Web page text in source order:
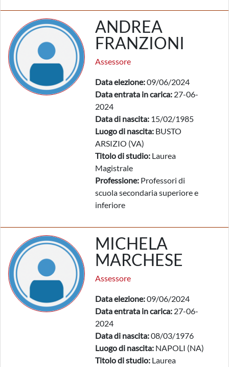
ANDREA
FRANZIONI
Assessore
Data elezione:09/06/2024
Data entrata in carica: 27-06-
2024
Data di nascita: 15/02/1985
Luogo di nascita: BUSTO
ARSIZIO (VA)
Titolo di studio: Laurea
Magistrale
Professione: Professori di
scuola secondaria superiore e
inferiore
MICHELA
MARCHESE
Assessore
Data elezione:09/06/2024
Data entrata in carica: 27-06-
2024
Data di nascita:08/03/1976
Luogo di nascita: NAPOLI (NA)
Titolo di studio: Laurea